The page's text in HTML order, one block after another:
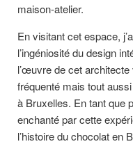
maison-atelier.
En visitant cet espace,
l’ingéniosité du design
l’œuvre de cet
fréquenté mais tout
à Bruxelles. En tant que
enchanté par cette
l’histoire du chocolat en